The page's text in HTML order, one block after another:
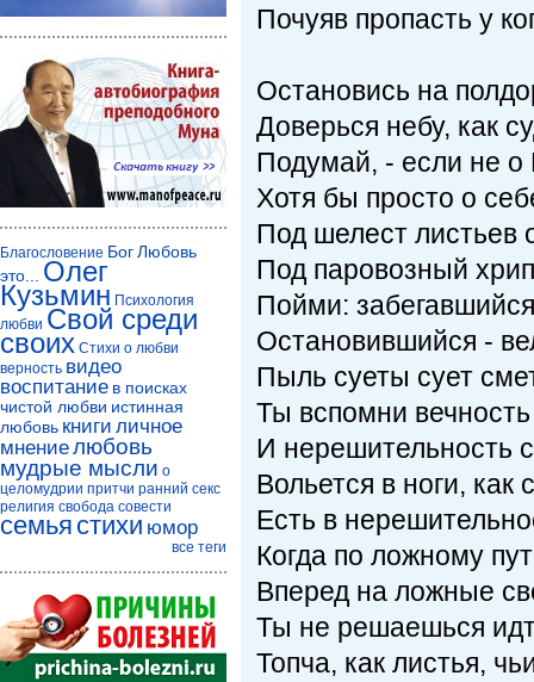
Почуяв пропасть у
Остановись на
Доверься небу, как
Подумай, - если не о
Хотя бы просто о
Под шелест листьев
Под паровозный
Пойми:
Остановившийся -
Пыль суеты сует
Ты вспомни
И нерешительность
Вольется в ноги, как
Есть в
Когда по ложному
Вперед на ложные
Ты не решаешься
Топча, как листья,
Благословение БогЛюбовь
это...
Олег
Кузьмин Психология
любви Свой среди
своих Стихи о любви
верность видео
воспитание в поисках
чистой любви истинная
любовь книги личное
мнениелюбовь
мудрые мысли о
целомудрии притчи ранний секс
религия свобода совести
семья стихи юмор
все теги